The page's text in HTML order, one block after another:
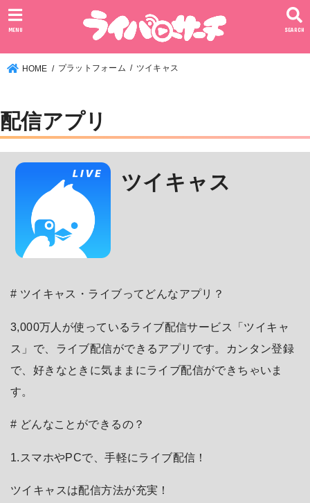
SEARCH
MENU
HOME プラットフォーム ツイキャス
配信アプリ
ツイキャス
# ツイキャス・ライブってどんなアプリ？
3,000万人が使っているライブ配信サービス「ツイキャ
ス」で、ライブ配信ができるアプリです。カンタン登録
で、好きなときに気ままにライブ配信ができちゃいま
す。
# どんなことができるの？
1.スマホやPCで、手軽にライブ配信！
ツイキャスは配信方法が充実！